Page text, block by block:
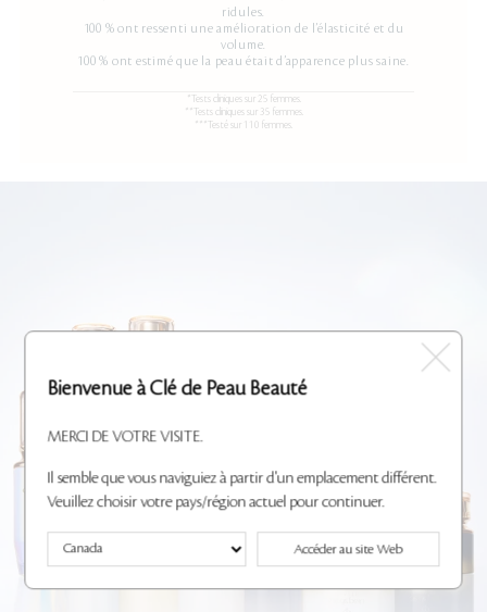
ridules.
100 % ont ressenti une amélioration de l’élasticité et du
volume.
100 % ont estimé que la peau était d’apparence plus saine.
*Tests cliniques sur 25 femmes.
**Tests cliniques sur 35 femmes.
***Testé sur 110 femmes.
Bienvenue à Clé de Peau Beauté
MERCI DE VOTRE VISITE.
Il semble que vous naviguiez à partir d'un emplacement différent.
Veuillez choisir votre pays/région actuel pour continuer.
Accéder au site Web